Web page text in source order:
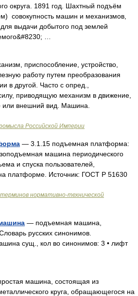
округа. 1891 год. Шахтный подъём
совокупность машин и механизмов,
выдачи добытого под землей
…
приспособление, устройство,
работу путем преобразования
в другой. Часто с опред.,
приводящую механизм в движение,
или внешний вид. Машина.
Российской Империи
— 3.1.15 подъемная платформа:
машина периодического
и спуска пользователей,
платформе. Источник: ГОСТ Р 51630
нормативно-технической
— подъемная машина,
русских синонимов.
сущ., кол во синонимов: 3 • лифт
машина, состоящая из
круга, обращающегося на